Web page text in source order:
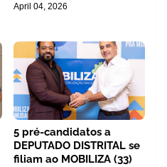
April 04, 2026
5 pré-candidatos a
DEPUTADO DISTRITAL se
filiam ao MOBILIZA (33)